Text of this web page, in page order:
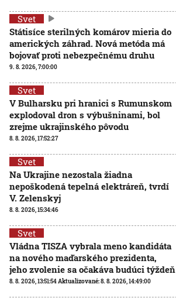
Svet
Státisíce sterilných komárov mieria do
amerických záhrad. Nová metóda má
bojovať proti nebezpečnému druhu
9. 8. 2026, 7:00:00
Svet
V Bulharsku pri hranici s Rumunskom
explodoval dron s výbušninami, bol
zrejme ukrajinského pôvodu
8. 8. 2026, 17:52:27
Svet
Na Ukrajine nezostala žiadna
nepoškodená tepelná elektráreň, tvrdí
V. Zelenskyj
8. 8. 2026, 15:34:46
Svet
Vládna TISZA vybrala meno kandidáta
na nového maďarského prezidenta,
jeho zvolenie sa očakáva budúci týždeň
8. 8. 2026, 13:51:54Aktualizované:8. 8. 2026, 14:49:00